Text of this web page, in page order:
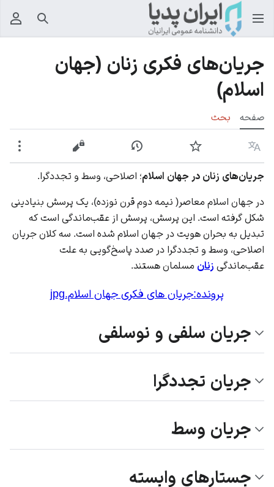
جستجو
جریان‌های فکری زنان (جهان
اسلام)
صفحه بحث
زبان پیگیری نمایش تاریخچهنمایش مبدأ
جریان‌های زنان در جهان اسلام؛ اصلاحی، وسط و تجددگرا.
در جهان اسلام معاصر( نیمه دوم قرن نوزده)، یک پرسش بنیادینی
شکل گرفته است. این پرسش، پرسش از عقب‌ماندگی است که
تبدیل به بحران هویت در جهان اسلام شده است. سه کلان‌ جریان
اصلاحی، وسط و تجددگرا در صدد پاسخ‌گویی به علت
عقب‌ماندگی زنان مسلمان هستند.
پرونده:جریان های فکری جهان اسلام.jpg
جریان سلفی و نوسلفی
جریان تجددگرا
جریان وسط
جستارهای وابسته